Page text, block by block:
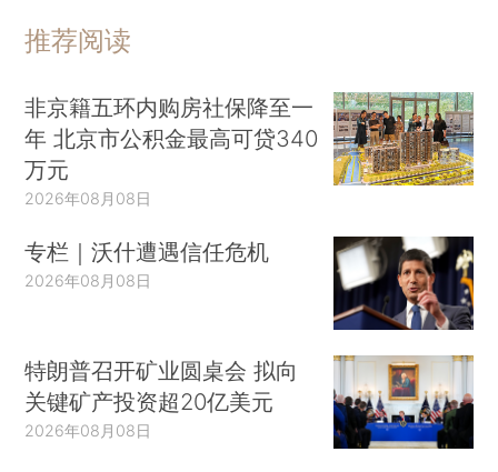
推荐阅读
非京籍五环内购房社保降至一
年 北京市公积金最高可贷340
万元
2026年08月08日
专栏｜沃什遭遇信任危机
2026年08月08日
特朗普召开矿业圆桌会 拟向
关键矿产投资超20亿美元
2026年08月08日